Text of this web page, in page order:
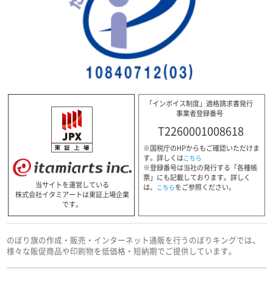
当サイトを運営している
株式会社イタミアートは東証上場企業
です。
「インボイス制度」適格請求書発行
事業者登録番号
T2260001008618
※国税庁のHPからもご確認いただけま
す。詳しくはこちら
※登録番号は当社の発行する「各種帳
票」にも記載しております。詳しく
は、 こちらをご参照ください。
のぼり旗の作成・販売・インターネット通販を行うのぼりキングでは、
様々な販促商品や印刷物を低価格・短納期でご提供しています。